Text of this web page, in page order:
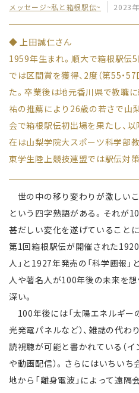
メッセージ~私と箱根駅伝~ 2023
◆ 上田誠仁さん
1959年生まれ。順大で箱根駅伝
では区間賞を獲得、2度（第55・
た。卒業後は地元香川県で教職
祐の推薦により26歳の若さで山
会で箱根駅伝初出場を果たし、
在は山梨学院大スポーツ科学部
東学生陸上競技連盟では駅伝対
世の中の移り変わりが激しいこ
という四字熟語がある。それが
甚だしい変化を遂げていることに
第1回箱根駅伝が開催された
人」と1927年発売の「科学画報
人や著名人が100年後の未来を
深い。
100年後には「太陽エネルギー
光発電パネルなど）、雑誌の代わ
読視聴が可能と書かれている（
や動画配信）。さらにはいちい
地から「離身電波」によって遠